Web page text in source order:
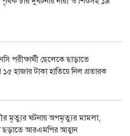
পরীক্ষার্থী ছেলেকে ছাড়াতে
হাজার টাকা হাতিয়ে নিল প্রতারক
মৃত্যুর ঘটনায় অপমৃত্যুর মামলা,
ছড়াতে আরএমপির আহ্বান